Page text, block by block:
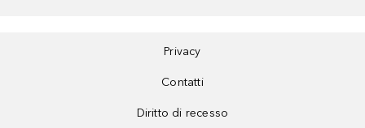
Privacy
Contatti
Diritto di recesso